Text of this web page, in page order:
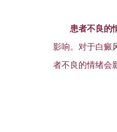
患者不良的
影响。对于白癜
者不良的情绪会